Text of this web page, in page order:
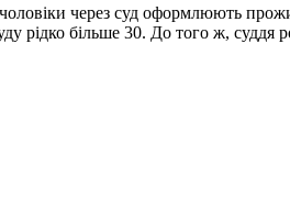
через суд оформлюють
рідко більше 30. До того ж,